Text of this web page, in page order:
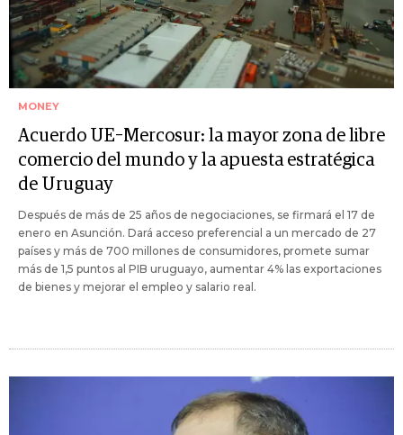
MONEY
Acuerdo UE–Mercosur: la mayor zona de libre
comercio del mundo y la apuesta estratégica
de Uruguay
Después de más de 25 años de negociaciones, se firmará el 17 de
enero en Asunción. Dará acceso preferencial a un mercado de 27
países y más de 700 millones de consumidores, promete sumar
más de 1,5 puntos al PIB uruguayo, aumentar 4% las exportaciones
de bienes y mejorar el empleo y salario real.